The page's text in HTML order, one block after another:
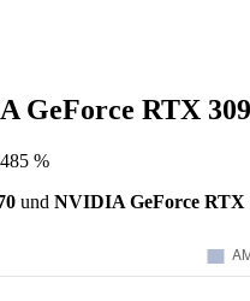
GeForce RTX
%
und NVIDIA GeForce RTX